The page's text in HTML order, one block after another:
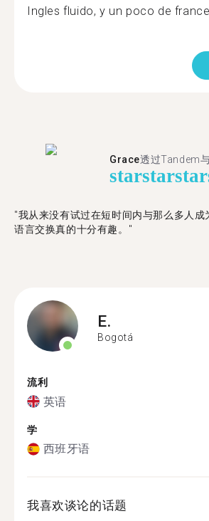
Ingles fluido, y un poco de
Grace透过Tandem
starstarstar
"我从来没有试过在短时间内与那么多人成
语言交换真的十分有趣。"
E.
Bogotá
流利
英语
学
西班牙语
我喜欢谈论的话题